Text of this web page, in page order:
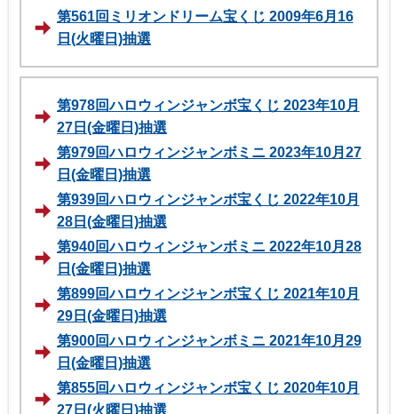
第561回ミリオンドリーム宝くじ 2009年6月16
日(火曜日)抽選
第978回ハロウィンジャンボ宝くじ 2023年10月
27日(金曜日)抽選
第979回ハロウィンジャンボミニ 2023年10月27
日(金曜日)抽選
第939回ハロウィンジャンボ宝くじ 2022年10月
28日(金曜日)抽選
第940回ハロウィンジャンボミニ 2022年10月28
日(金曜日)抽選
第899回ハロウィンジャンボ宝くじ 2021年10月
29日(金曜日)抽選
第900回ハロウィンジャンボミニ 2021年10月29
日(金曜日)抽選
第855回ハロウィンジャンボ宝くじ 2020年10月
27日(火曜日)抽選